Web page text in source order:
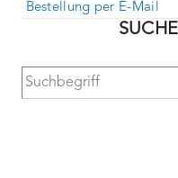
Bestellung per E-Mail